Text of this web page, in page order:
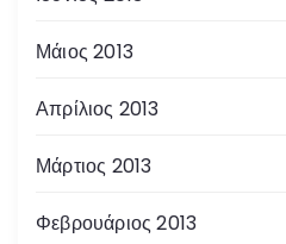
Μάιος 2013
Απρίλιος 2013
Μάρτιος 2013
Φεβρουάριος 2013